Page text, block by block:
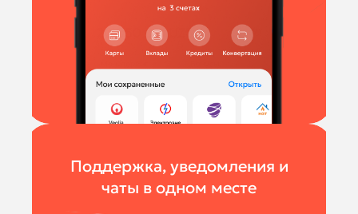
Поддержка, уведомления и
чаты в одном месте